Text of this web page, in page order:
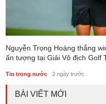
Nguyễn Trọng Hoàng thắng
ấn tượng tại Giải Vô địch Golf
Tin trong nước 2 ngày trước
BÀI VIẾT MỚI